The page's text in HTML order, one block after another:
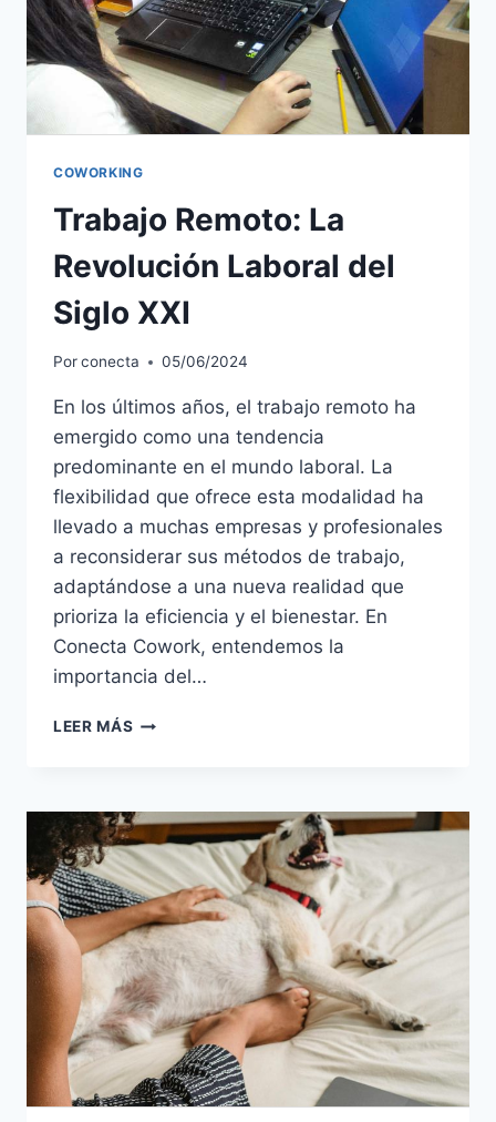
COWORKING
Trabajo Remoto: La
Revolución Laboral del
Siglo XXI
Porconecta 05/06/2024
En los últimos años, el trabajo remoto ha
emergido como una tendencia
predominante en el mundo laboral. La
flexibilidad que ofrece esta modalidad ha
llevado a muchas empresas y profesionales
a reconsiderar sus métodos de trabajo,
adaptándose a una nueva realidad que
prioriza la eficiencia y el bienestar. En
Conecta Cowork, entendemos la
importancia del…
LEER MÁS